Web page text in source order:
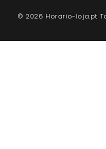
© 2026 Horario-loja.pt